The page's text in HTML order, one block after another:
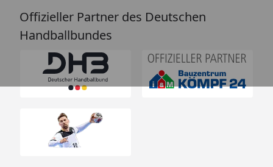
Offizieller Partner des Deutschen
Handballbundes